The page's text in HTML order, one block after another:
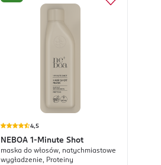
4,5
NEBOA 1-Minute Shot
maska do włosów, natychmiastowe
wygładzenie, Proteiny